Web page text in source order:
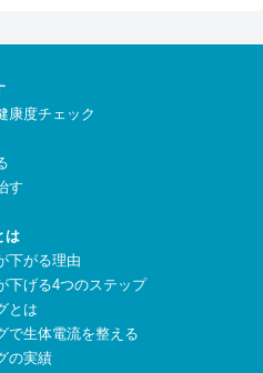
康度チェック
す
は
下がる理由
下げる4つのステップ
とは
で生体電流を整える
の実績